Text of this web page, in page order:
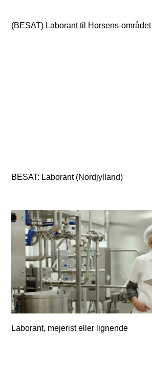
(BESAT) Laborant til Horsens-området
BESAT: Laborant (Nordjylland)
Laborant, mejerist eller lignende